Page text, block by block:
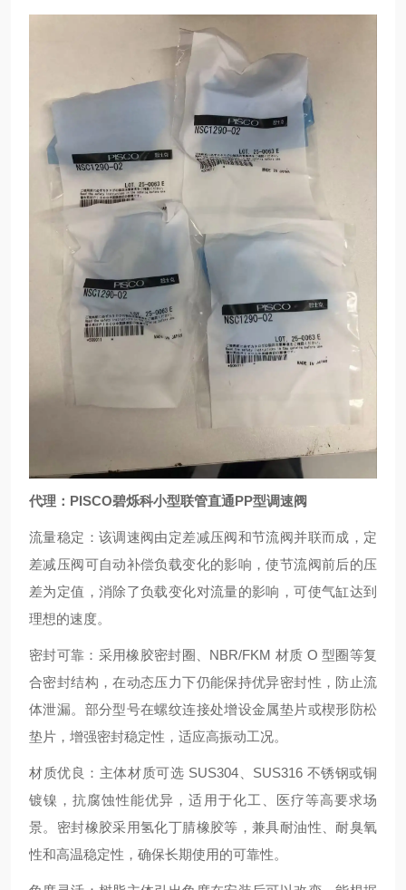
代理：PISCO碧烁科小型联管直通PP型调速阀
流量稳定：该调速阀由定差减压阀和节流阀并联而成，定
差减压阀可自动补偿负载变化的影响，使节流阀前后的压
差为定值，消除了负载变化对流量的影响，可使气缸达到
理想的速度。
密封可靠：采用橡胶密封圈、NBR/FKM 材质 O 型圈等复
合密封结构，在动态压力下仍能保持优异密封性，防止流
体泄漏。部分型号在螺纹连接处增设金属垫片或楔形防松
垫片，增强密封稳定性，适应高振动工况。
材质优良：主体材质可选 SUS304、SUS316 不锈钢或铜
镀镍，抗腐蚀性能优异，适用于化工、医疗等高要求场
景。密封橡胶采用氢化丁腈橡胶等，兼具耐油性、耐臭氧
性和高温稳定性，确保长期使用的可靠性。